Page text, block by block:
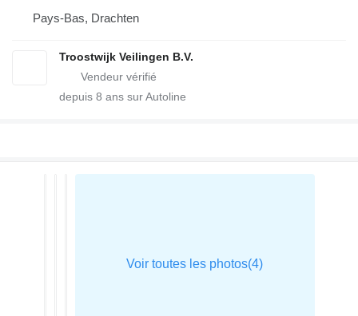
Pays-Bas, Drachten
Troostwijk Veilingen B.V.
depuis 8 ans sur Autoline